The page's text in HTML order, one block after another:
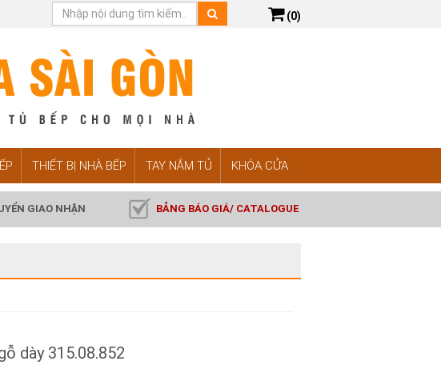
(0)
THIẾT BỊ NHÀ BẾP TAY NẮM TỦ KHÓA CỬA
GIAO NHẬN BẢNG BÁO GIÁ/ CATALOGUE
dày 315.08.852